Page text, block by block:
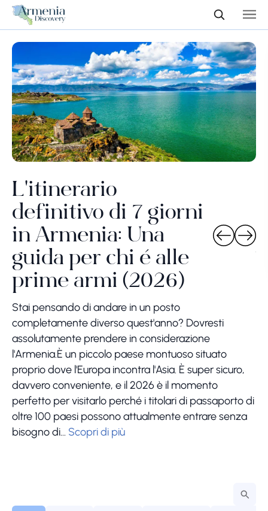
L'itinerario
definitivo di 7 giorni
in Armenia: Una
guida per chi è alle
prime armi (2026)
Stai pensando di andare in un posto
completamente diverso quest'anno? Dovresti
assolutamente prendere in considerazione
l'Armenia.È un piccolo paese montuoso situato
proprio dove l'Europa incontra l'Asia. È super sicuro,
davvero conveniente, e il 2026 è il momento
perfetto per visitarlo perché i titolari di passaporto di
oltre 100 paesi possono attualmente entrare senza
bisogno di... Scopri di più